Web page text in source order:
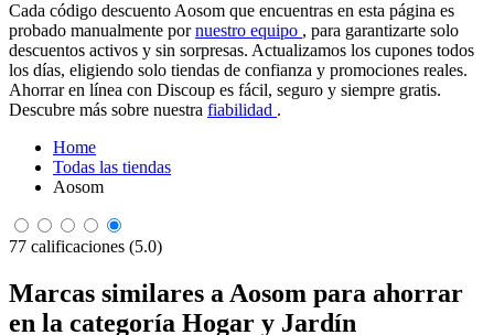
Cada código descuento Aosom que encuentras en esta página es
probado manualmente pornuestro equipo , para garantizarte solo
descuentos activos y sin sorpresas. Actualizamos los cupones todos
los días, eligiendo solo tiendas de confianza y promociones reales.
Ahorrar en línea con Discoup es fácil, seguro y siempre gratis.
Descubre más sobre nuestra fiabilidad .
Home
Todas las tiendas
Aosom
77 calificaciones (5.0)
Marcas similares a Aosom para ahorrar
en la categoría Hogar y Jardín